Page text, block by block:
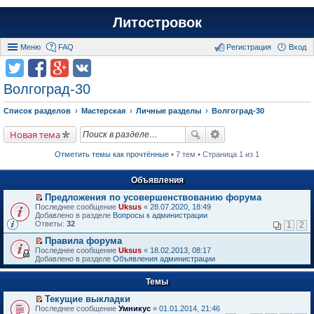
Литостровок
Меню FAQ Вход
Регистрация
Волгоград-30
Список разделов Мастерская Личные разделы Волгоград-30
Новая тема
Отметить темы как прочтённые • 7 тем • Страница 1 из 1
Объявления
П
е
р
й
т
и
к
п
в
о
Предложения по усовершенствованию форума
Последнее сообщение Uksus « 28.07.2020, 18:49
Добавлено в разделе Вопросы к администрации
Ответы: 32 1 2
П
е
р
е
т
и
к
Правила форума
Последнее сообщение Uksus « 18.02.2013, 08:17
Добавлено в разделе Объявления администрации
Темы
П
Текущие выкладки
Последнее сообщение Умникус « 01.01.2014, 21:46